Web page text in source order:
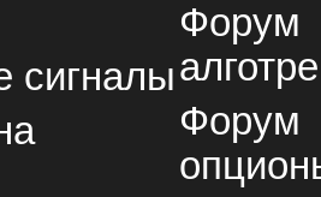
сигналы
Форум
Форум